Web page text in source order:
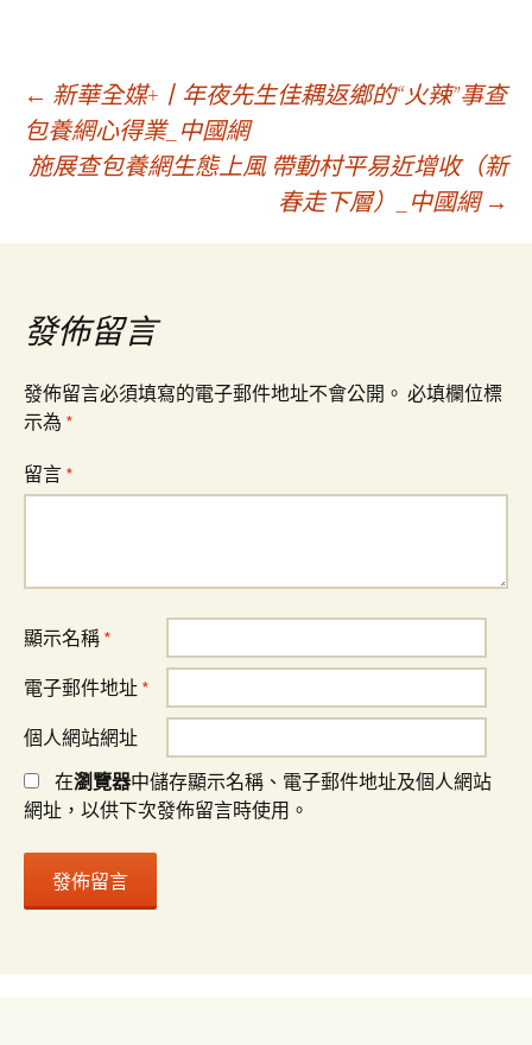
文
章
導
覽
← 新華全媒+丨年夜先生佳耦返鄉的“火辣”事查
包養網心得業_中國網
施展查包養網生態上風 帶動村平易近增收（新
春走下層）_中國網 →
發佈留言
發佈留言必須填寫的電子郵件地址不會公開。 必填欄位標
示為 *
留言 *
顯示名稱 *
電子郵件地址 *
個人網站網址
在瀏覽器中儲存顯示名稱、電子郵件地址及個人網站
網址，以供下次發佈留言時使用。